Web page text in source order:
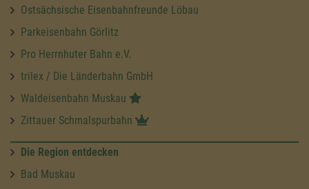
Ostsächsische Eisenbahnfreunde Löbau
Parkeisenbahn Görlitz
Pro Herrnhuter Bahn e.V.
trilex / Die Länderbahn GmbH
Waldeisenbahn Muskau
Zittauer Schmalspurbahn
Die Region entdecken
Bad Muskau